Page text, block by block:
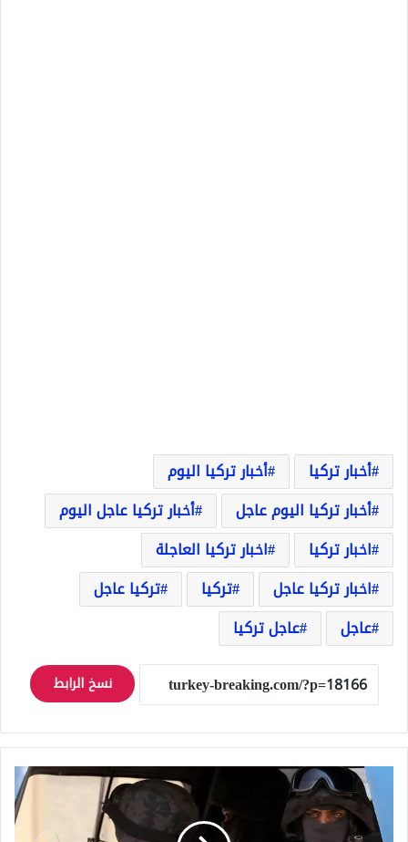
أخبار تركيا
أخبار تركيا اليوم
أخبار تركيا اليوم عاجل
أخبار تركيا عاجل اليوم
اخبار تركيا
اخبار تركيا العاجلة
اخبار تركيا عاجل
تركيا
تركيا عاجل
عاجل
عاجل تركيا
نسخ الرابط
مسجد
في